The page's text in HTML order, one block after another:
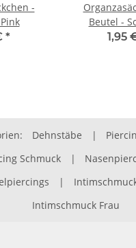
-
*
Beutel -
1,95
Dehnstäbe |
Schmuck
|
|
Intimschmuck Frau